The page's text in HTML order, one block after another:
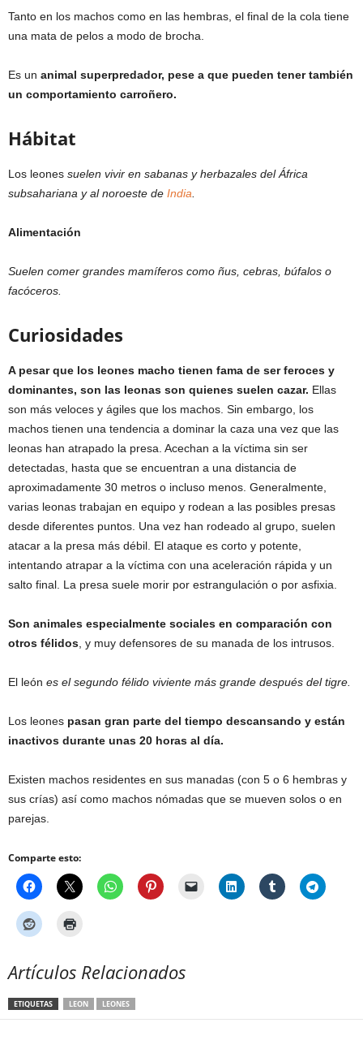
Tanto en los machos como en las hembras, el final de la cola tiene
una mata de pelos a modo de brocha.
Es un animal superpredador, pese a que pueden tener también
un comportamiento carroñero.
Hábitat
Los leones suelen vivir en sabanas y herbazales del África
subsahariana y al noroeste de India
Alimentación
Suelen comer grandes mamíferos como ñus, cebras, búfalos o
facóceros.
Curiosidades
A pesar que los leones macho tienen fama de ser feroces y
dominantes, son las leonas son quienes suelen cazar. Ellas
son más veloces y ágiles que los machos. Sin embargo, los
machos tienen una tendencia a dominar la caza una vez que las
leonas han atrapado la presa. Acechan a la víctima sin ser
detectadas, hasta que se encuentran a una distancia de
aproximadamente 30 metros o incluso menos. Generalmente,
varias leonas trabajan en equipo y rodean a las posibles presas
desde diferentes puntos. Una vez han rodeado al grupo, suelen
atacar a la presa más débil. El ataque es corto y potente,
intentando atrapar a la víctima con una aceleración rápida y un
salto final. La presa suele morir por estrangulación o por asfixia.
Son animales especialmente sociales en comparación con
otros félidos , y muy defensores de su manada de los intrusos.
El león es el segundo félido viviente más grande después del tigre.
Los leones pasan gran parte del tiempo descansando y están
inactivos durante unas 20 horas al día.
Existen machos residentes en sus manadas (con 5 o 6 hembras y
sus crías) así como machos nómadas que se mueven solos o en
parejas.
Comparte esto:
Artículos Relacionados
ETIQUETAS LEON LEONES